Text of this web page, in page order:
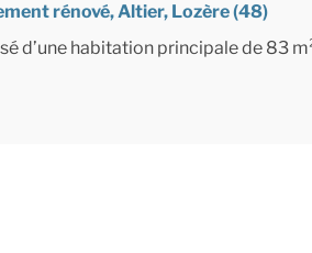
rénové, Altier, Lozère (48)
d’une habitation principale de 83